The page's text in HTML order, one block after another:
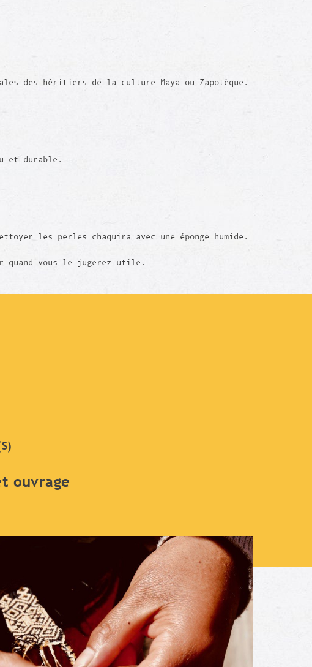
des héritiers de la culture Maya ou Zapotèque.
et durable.
les perles chaquira avec une éponge humide.
quand vous le jugerez utile.
ouvrage